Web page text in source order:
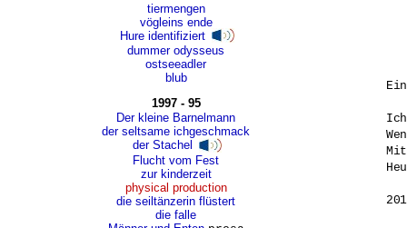
tiermengen
vögleins ende
Hure identifiziert
dummer odysseus
ostseeadler
blub
1997 - 95
Der kleine Barnelmann
der seltsame ichgeschmack
der Stachel
Flucht vom Fest
zur kinderzeit
physical production
die seiltänzerin flüstert
die falle